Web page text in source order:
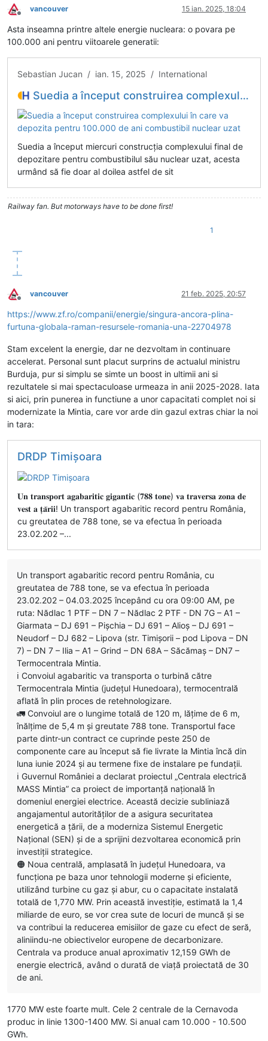
Deconectat
vancouver 15 ian. 2025, 18:04
Asta inseamna printre altele energie nucleara: o povara pe
100.000 ani pentru viitoarele generatii:
Sebastian Jucan / ian. 15, 2025 / International
Suedia a început construirea complexului în care va depozita pentru 100.000 de ani combustibil nuclear uzat
Suedia a început miercuri construcția complexului final de
depozitare pentru combustibilul său nuclear uzat, acesta
urmând să fie doar al doilea astfel de sit
Railway fan. But motorways have to be done first!
1
Deconectat
vancouver 21 feb. 2025, 20:57
https://www.zf.ro/companii/energie/singura-ancora-plina-
furtuna-globala-raman-resursele-romania-una-22704978
Stam excelent la energie, dar ne dezvoltam in continuare
accelerat. Personal sunt placut surprins de actualul ministru
Burduja, pur si simplu se simte un boost in ultimii ani si
rezultatele si mai spectaculoase urmeaza in anii 2025-2028. Iata
si aici, prin punerea in functiune a unor capacitati complet noi si
modernizate la Mintia, care vor arde din gazul extras chiar la noi
in tara:
DRDP Timişoara
𝐔𝐧 𝐭𝐫𝐚𝐧𝐬𝐩𝐨𝐫𝐭 𝐚𝐠𝐚𝐛𝐚𝐫𝐢𝐭𝐢𝐜 𝐠𝐢𝐠𝐚𝐧𝐭𝐢𝐜 (𝟕𝟖𝟖 𝐭𝐨𝐧𝐞) 𝐯𝐚 𝐭𝐫𝐚𝐯𝐞𝐫𝐬𝐚 𝐳𝐨𝐧𝐚 𝐝𝐞
𝐯𝐞𝐬𝐭 𝐚 𝐭̦𝐚̆𝐫𝐢𝐢! Un transport agabaritic record pentru România,
cu greutatea de 788 tone, se va efectua în perioada
23.02.202 –...
Un transport agabaritic record pentru România, cu
greutatea de 788 tone, se va efectua în perioada
23.02.202 – 04.03.2025 începând cu ora 09:00 AM, pe
ruta: Nădlac 1 PTF – DN 7 – Nădlac 2 PTF - DN 7G – A1 –
Giarmata – DJ 691 – Pișchia – DJ 691 – Alioș – DJ 691 –
Neudorf – DJ 682 – Lipova (str. Timișorii – pod Lipova – DN
7) – DN 7 – Ilia – A1 – Grind – DN 68A – Săcămaș – DN7 –
Termocentrala Mintia.
ℹ️ Convoiul agabaritic va transporta o turbină către
Termocentrala Mintia (județul Hunedoara), termocentrală
aflată în plin proces de retehnologizare.
🚛 Convoiul are o lungime totală de 120 m, lățime de 6 m,
înălțime de 5,4 m și greutate 788 tone. Transportul face
parte dintr-un contract ce cuprinde peste 250 de
componente care au început să fie livrate la Mintia încă din
luna iunie 2024 și au termene fixe de instalare pe fundații.
ℹ️ Guvernul României a declarat proiectul „Centrala electrică
MASS Mintia” ca proiect de importanță națională în
domeniul energiei electrice. Această decizie subliniază
angajamentul autorităților de a asigura securitatea
energetică a țării, de a moderniza Sistemul Energetic
Național (SEN) și de a sprijini dezvoltarea economică prin
investiții strategice.
🟠 Noua centrală, amplasată în județul Hunedoara, va
funcționa pe baza unor tehnologii moderne și eficiente,
utilizând turbine cu gaz și abur, cu o capacitate instalată
totală de 1,770 MW. Prin această investiție, estimată la 1,4
miliarde de euro, se vor crea sute de locuri de muncă și se
va contribui la reducerea emisiilor de gaze cu efect de seră,
aliniindu-ne obiectivelor europene de decarbonizare.
Centrala va produce anual aproximativ 12,159 GWh de
energie electrică, având o durată de viață proiectată de 30
de ani.
1770 MW este foarte mult. Cele 2 centrale de la Cernavoda
produc in linie 1300-1400 MW. Si anual cam 10.000 - 10.500
GWh.